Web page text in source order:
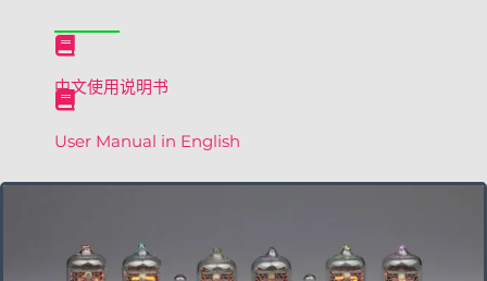
中文使用说明书
User Manual in English